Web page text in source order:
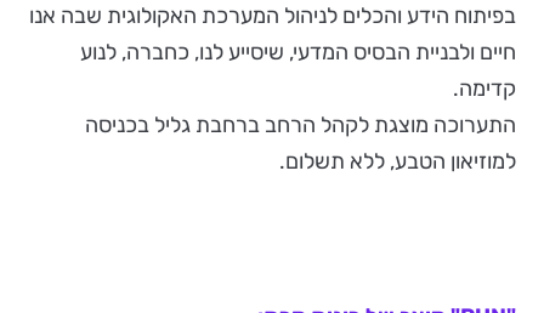
בפיתוח הידע והכלים לניהול המערכת האקולוגית שבה אנו
חיים ולבניית הבסיס המדעי, שיסייע לנו, כחברה, לנוע
קדימה.
התערוכה מוצגת לקהל הרחב ברחבת גליל בכניסה
למוזיאון הטבע, ללא תשלום.